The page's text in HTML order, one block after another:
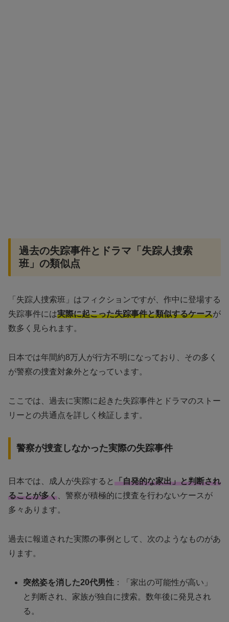
過去の失踪事件とドラマ「失踪人捜索
班」の類似点
「失踪人捜索班」はフィクションですが、作中に登場する
失踪事件には実際に起こった失踪事件と類似するケースが
数多く見られます。
日本では年間約8万人が行方不明になっており、その多く
が警察の捜査対象外となっています。
ここでは、過去に実際に起きた失踪事件とドラマのストー
リーとの共通点を詳しく検証します。
警察が捜査しなかった実際の失踪事件
日本では、成人が失踪すると 「自発的な家出」と判断され
ることが多く 、警察が積極的に捜査を行わないケースが
多々あります。
過去に報道された実際の事例として、次のようなものがあ
ります。
突然姿を消した20代男性 ：「家出の可能性が高い」
と判断され、家族が独自に捜索。数年後に発見され
る。